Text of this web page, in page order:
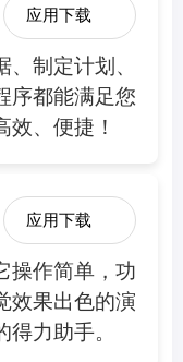
应用下载
制定计划、
序都能满足您
、便捷！
应用下载
操作简单，功
效果出色的演
力助手。